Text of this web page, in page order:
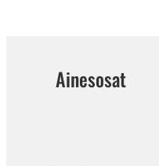
Ainesosat